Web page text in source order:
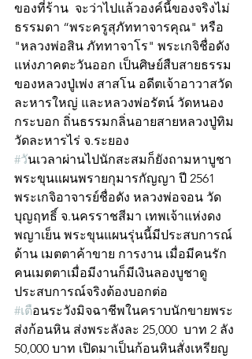
ของที่ร้าน  จะว่าไปแล้วองค์นี้ของจริงไม่
ธรรมดา “พระครูสุภัททาจารคุณ" หรือ
"หลวงพ่อสิน ภัททาจาโร" พระเกจิชื่อดัง
แห่งภาคตะวันออก เป็นศิษย์สืบสายธรรม
ของหลวงปู่เพ่ง สาสโน อดีตเจ้าอาวาสวัด
ละหารใหญ่ และหลวงพ่อรัตน์ วัดหนอง
กระบอก ถิ่นธรรมกลิ่นอายสายหลวงปู่ทิม
วัดละหารไร่ จ.ระยอง
#วันเวลาผ่านไปนักสะสมก็ยังถามหาบูชา
พระขุนแผนพรายกุมารกัญญา ปี 2561
พระเกจิอาจารย์ชื่อดัง หลวงพ่อจอน วัด
บุญฤทธิ์ จ.นครราชสีมา เทพเจ้าแห่งดง
พญาเย็น พระขุนแผนรุ่นนี้มีประสบการณ์
ด้าน เมตตาค้าขาย การงาน เมื่อมีคนรัก
คนเมตตาเมื่อมีงานก็มีเงินลองบูชาดู
ประสบการณ์จริงต้องบอกต่อ
#เตือนระวังมิจฉาชีพในคราบนักขายพระ
ส่งก้อนหิน ส่งพระลังละ 25,000  บาท 2 ลัง
50,000 บาท เปิดมาเป็นก้อนหินสั่งเหรียญ